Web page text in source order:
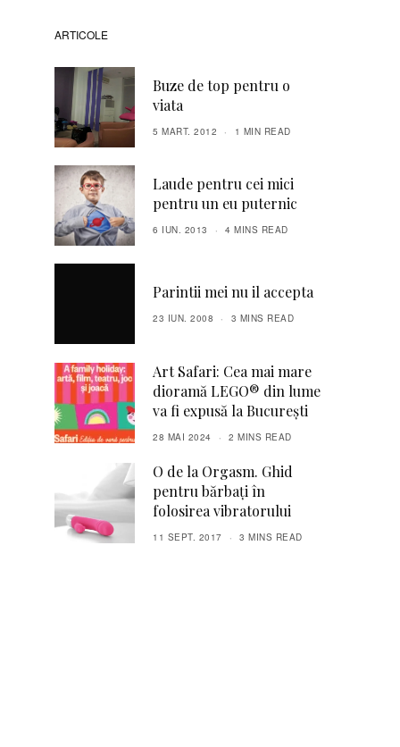
ARTICOLE
Buze de top pentru o
viata
5 MART. 2012 1 MIN READ
Laude pentru cei mici
pentru un eu puternic
6 IUN. 2013 4 MINS READ
Parintii mei nu il accepta
23 IUN. 2008 3 MINS READ
Art Safari: Cea mai mare
dioramă LEGO® din lume
va fi expusă la București
28 MAI 2024 2 MINS READ
O de la Orgasm. Ghid
pentru bărbați în
folosirea vibratorului
11 SEPT. 2017 3 MINS READ